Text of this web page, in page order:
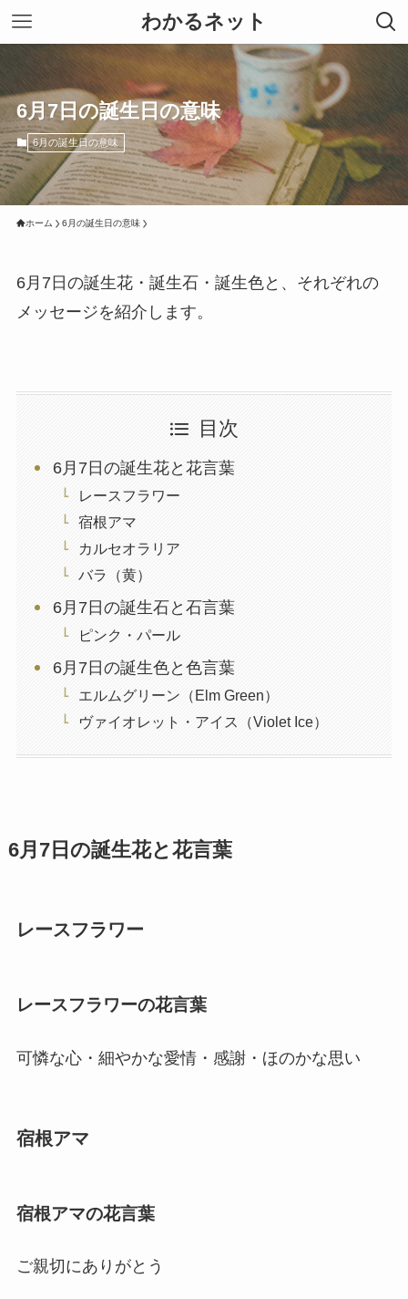
わかるネット
6月7日の誕生日の意味
6月の誕生日の意味
ホーム 6月の誕生日の意味
6月7日の誕生花・誕生石・誕生色と、それぞれの
メッセージを紹介します。
目次
6月7日の誕生花と花言葉
レースフラワー
宿根アマ
カルセオラリア
バラ（黄）
6月7日の誕生石と石言葉
ピンク・パール
6月7日の誕生色と色言葉
エルムグリーン（Elm Green）
ヴァイオレット・アイス（Violet Ice）
6月7日の誕生花と花言葉
レースフラワー
レースフラワーの花言葉
可憐な心・細やかな愛情・感謝・ほのかな思い
宿根アマ
宿根アマの花言葉
ご親切にありがとう